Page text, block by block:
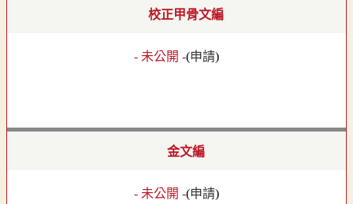
校正甲骨文編
- 未公開 -(申請)
金文編
- 未公開 -(申請)